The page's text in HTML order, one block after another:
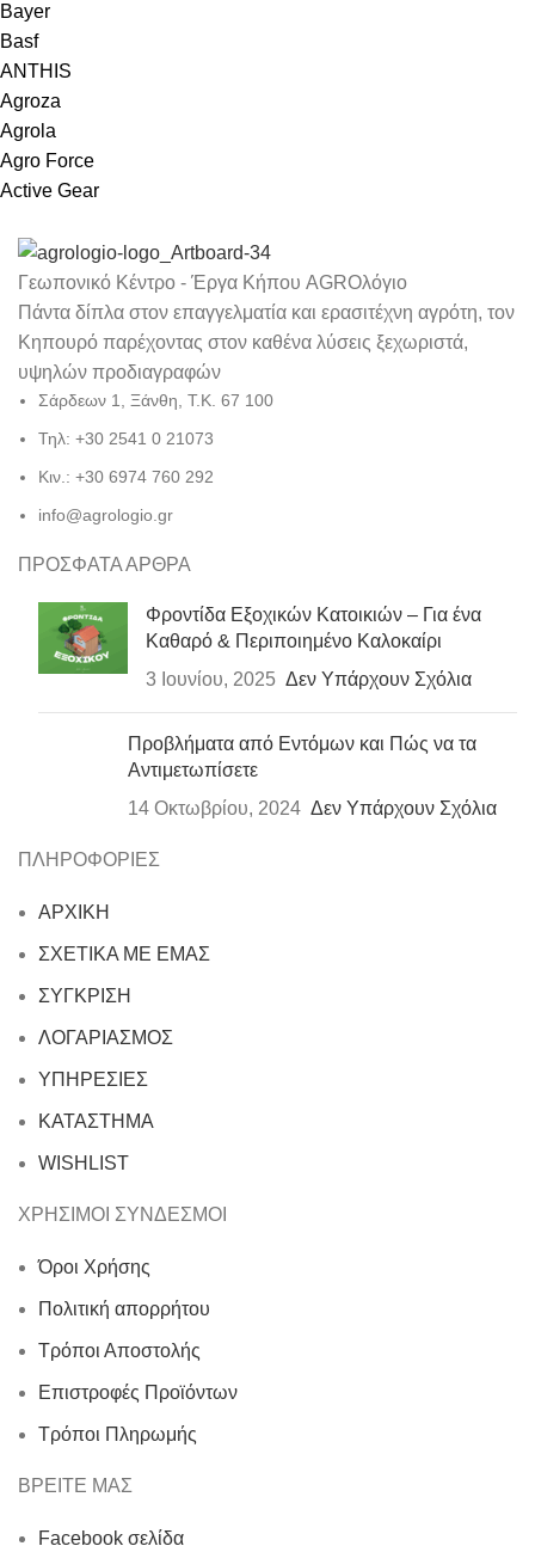
Bayer
Basf
ANTHIS
Agroza
Agrola
Agro Force
Active Gear
Γεωπονικό Κέντρο - Έργα Κήπου AGROλόγιο
Πάντα δίπλα στον επαγγελματία και ερασιτέχνη αγρότη, τον
Κηπουρό παρέχοντας στον καθένα λύσεις ξεχωριστά,
υψηλών προδιαγραφών
Σάρδεων 1, Ξάνθη, Τ.Κ. 67 100
Τηλ: +30 2541 0 21073
Κιν.: +30 6974 760 292
info@agrologio.gr
ΠΡΟΣΦΑΤΑ ΑΡΘΡΑ
Φροντίδα Εξοχικών Κατοικιών – Για ένα
Καθαρό & Περιποιημένο Καλοκαίρι
3 Ιουνίου, 2025 Δεν Υπάρχουν Σχόλια
Προβλήματα από Εντόμων και Πώς να τα
Αντιμετωπίσετε
14 Οκτωβρίου, 2024 Δεν Υπάρχουν Σχόλια
ΠΛΗΡΟΦΟΡΙΕΣ
ΑΡΧΙΚΗ
ΣΧΕΤΙΚΑ ΜΕ ΕΜΑΣ
ΣΥΓΚΡΙΣΗ
ΛΟΓΑΡΙΑΣΜΟΣ
ΥΠΗΡΕΣΙΕΣ
ΚΑΤΑΣΤΗΜΑ
WISHLIST
ΧΡΗΣΙΜΟΙ ΣΥΝΔΕΣΜΟΙ
Όροι Χρήσης
Πολιτική απορρήτου
Τρόποι Αποστολής
Επιστροφές Προϊόντων
Τρόποι Πληρωμής
ΒΡΕΙΤΕ ΜΑΣ
Facebook σελίδα